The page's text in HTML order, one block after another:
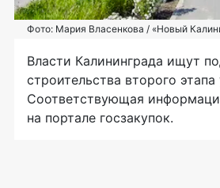
Фото: Мария Власенкова / «Новый
Власти Калининграда ищут
строительства второго этапа
Соответствующая
на портале госзакупок.